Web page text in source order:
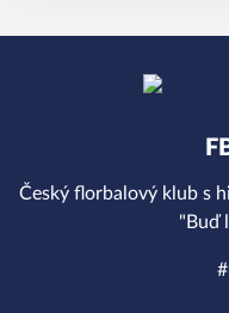
Český florbalový klub s
"Buď